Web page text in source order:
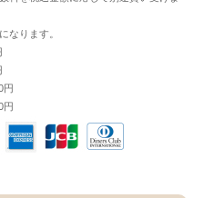
なります。
円
円